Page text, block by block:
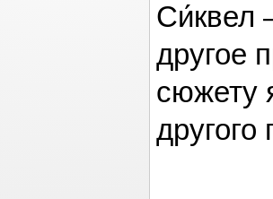
Си́квел
другое
сюжету